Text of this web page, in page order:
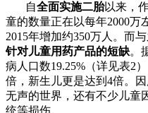
自全面实施二胎以来，
童的数量正在以每年2000万
2015年增加约350万人。而
针对儿童用药产品的短缺。
病人口数19.25%（详见表2
倍，新生儿更是达到4倍。
无声的世界，还有不少儿童